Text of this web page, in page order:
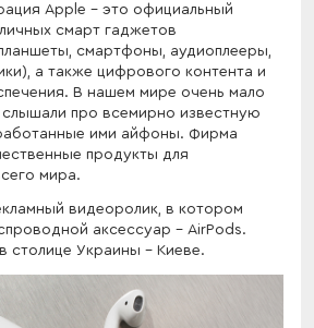
Apple - это официальный
смарт гаджетов
смартфоны, аудиоплееры,
а также цифрового контента и
В нашем мире очень мало
про всемирно известную
ими айфоны. Фирма
продукты для
мира.
видеоролик, в котором
аксессуар - AirPods.
столице Украины - Киеве.